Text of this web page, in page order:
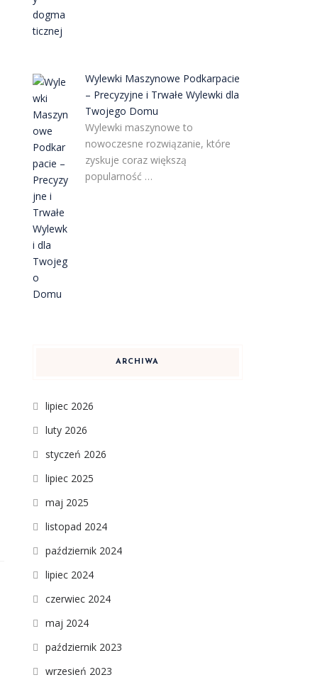
Wylewki Maszynowe Podkarpacie
– Precyzyjne i Trwałe Wylewki dla
Twojego Domu
Wylewki maszynowe to
nowoczesne rozwiązanie, które
zyskuje coraz większą
popularność …
ARCHIWA
lipiec 2026
luty 2026
styczeń 2026
lipiec 2025
maj 2025
listopad 2024
październik 2024
lipiec 2024
czerwiec 2024
maj 2024
październik 2023
wrzesień 2023